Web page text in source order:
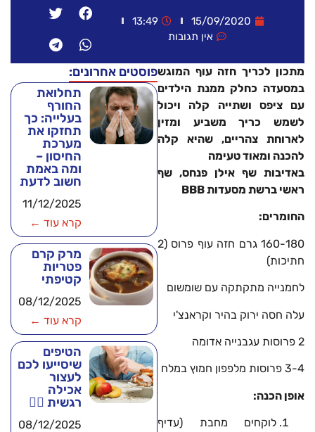
15/09/2020
13:49
אין תגובות
מתכון לכריך חזה עוף המוגש
במסעדה כחלק ממנת הילדים
עם ציפס ושתייה קלה ויכול
לשמש כריך משביע ומזין
לארוחת צהריים, שהיא קלה
להכנה ומאוד טעימה
באדיבות שף אילן פנחס, שף
ראשי ברשת מסעדות BBB
החומרים:
160-180 גרם חזה עוף פרוס (2
חתיכות)
לחמנייה מתקתקה עם שומשום
עלה חסה ירוק בהיר וקראנצ'י
2 פרוסות עגבנייה אדומה
3-4 פרוסות מלפפון חמוץ במלח
אופן הכנה:
לוקחים מחבת (עדיף
פוסטים אחרונים:
תחלואת
החורף
בעלייה: כך
תחזקו את
מערכת
החיסון –
ומה באמת
חשוב לדעת
11/12/2025
קרא עוד ←
מרק קרם
פטריות
קטיפתי
08/12/2025
קרא עוד ←
הטיפים
שיסייעו לכם
לעצור
אכילה
רגשית 🧘‍♂️
08/12/2025